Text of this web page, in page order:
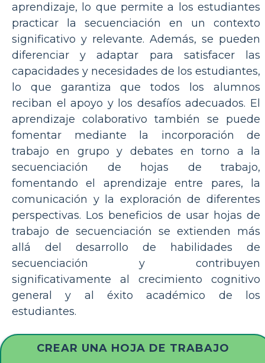
aprendizaje, lo que permite a los estudiantes
practicar la secuenciación en un contexto
significativo y relevante. Además, se pueden
diferenciar y adaptar para satisfacer las
capacidades y necesidades de los estudiantes,
lo que garantiza que todos los alumnos
reciban el apoyo y los desafíos adecuados. El
aprendizaje colaborativo también se puede
fomentar mediante la incorporación de
trabajo en grupo y debates en torno a la
secuenciación de hojas de trabajo,
fomentando el aprendizaje entre pares, la
comunicación y la exploración de diferentes
perspectivas. Los beneficios de usar hojas de
trabajo de secuenciación se extienden más
allá del desarrollo de habilidades de
secuenciación y contribuyen
significativamente al crecimiento cognitivo
general y al éxito académico de los
estudiantes.
CREAR UNA HOJA DE TRABAJO